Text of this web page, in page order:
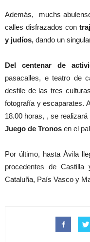
Además, muchs
calles disfrazados con
y judíos, dando un
Del centenar de
pasacalles, e teatro de
desfile de las tres
fotografía y escaparates.
18.00 horas, , se
Juego de Tronos en el
Por último, hasta Ávila
procedentes de Castilla
Cataluña, País Vasco y